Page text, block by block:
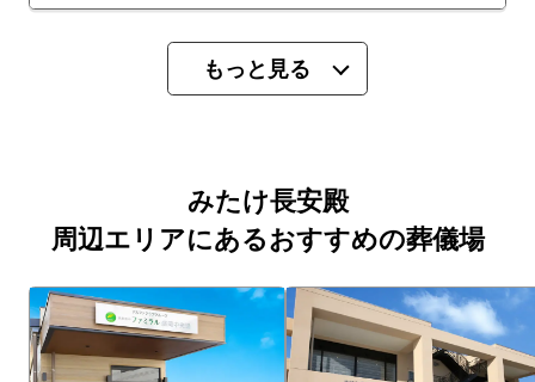
もっと見る
みたけ長安殿
周辺エリアにあるおすすめの葬儀場